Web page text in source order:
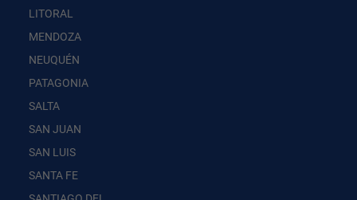
LITORAL
MENDOZA
NEUQUÉN
PATAGONIA
SALTA
SAN JUAN
SAN LUIS
SANTA FE